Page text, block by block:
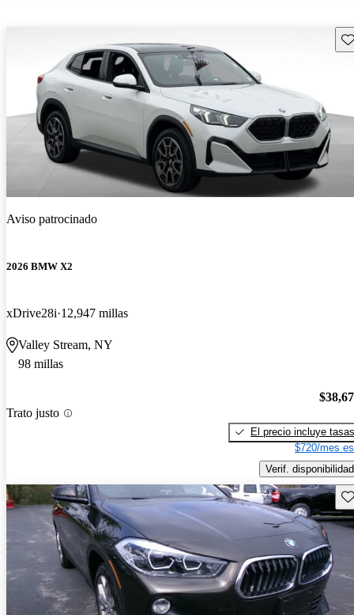
Aviso patrocinado
2026 BMW X2
xDrive28i 12,947 millas
Valley Stream, NY
98 millas
Trato justo
El precio incluye tasas
$720/mes
Verif. disponibilidad